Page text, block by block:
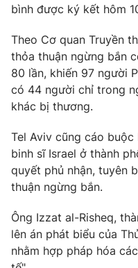
VTV Money
VTV Sức khoẻ
Thị trường 24h
VTV4
VTV9
Liên hệ tòa soạn
bình được ký kết hôm
Theo Cơ quan Truyền
thỏa thuận ngừng bắn
80 lần, khiến 97 người
có 44 người chỉ trong
khác bị thương.
Tel Aviv cũng cáo
binh sĩ Israel ở thành
quyết phủ nhận, tuyên
thuận ngừng bắn.
Ông Izzat al-Risheq,
lên án phát biểu của
nhằm hợp pháp hóa